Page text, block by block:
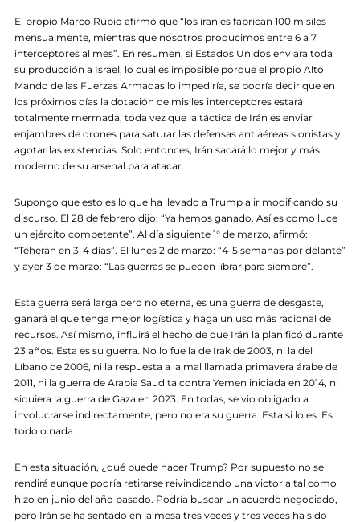
El propio Marco Rubio afirmó que “los iraníes fabrican 100 misiles
mensualmente, mientras que nosotros producimos entre 6 a 7
interceptores al mes”. En resumen, si Estados Unidos enviara toda
su producción a Israel, lo cual es imposible porque el propio Alto
Mando de las Fuerzas Armadas lo impediría, se podría decir que en
los próximos días la dotación de misiles interceptores estará
totalmente mermada, toda vez que la táctica de Irán es enviar
enjambres de drones para saturar las defensas antiaéreas sionistas y
agotar las existencias. Solo entonces, Irán sacará lo mejor y más
moderno de su arsenal para atacar.
Supongo que esto es lo que ha llevado a Trump a ir modificando su
discurso. El 28 de febrero dijo: “Ya hemos ganado. Así es como luce
un ejército competente”. Al día siguiente 1° de marzo, afirmó:
“Teherán en 3-4 días”. El lunes 2 de marzo: “4-5 semanas por delante”
y ayer 3 de marzo: “Las guerras se pueden librar para siempre”.
Esta guerra será larga pero no eterna, es una guerra de desgaste,
ganará el que tenga mejor logística y haga un uso más racional de
recursos. Así mismo, influirá el hecho de que Irán la planificó durante
23 años. Esta es su guerra. No lo fue la de Irak de 2003, ni la del
Líbano de 2006, ni la respuesta a la mal llamada primavera árabe de
2011, ni la guerra de Arabia Saudita contra Yemen iniciada en 2014, ni
siquiera la guerra de Gaza en 2023. En todas, se vio obligado a
involucrarse indirectamente, pero no era su guerra. Esta si lo es. Es
todo o nada.
En esta situación, ¿qué puede hacer Trump? Por supuesto no se
rendirá aunque podría retirarse reivindicando una victoria tal como
hizo en junio del año pasado. Podría buscar un acuerdo negociado,
pero Irán se ha sentado en la mesa tres veces y tres veces ha sido